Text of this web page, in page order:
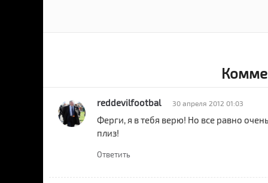
reddevilfootbal 30 апреля 2012 01:03
Ферги, я в тебя верю! Но все равно
плиз!
Ответить